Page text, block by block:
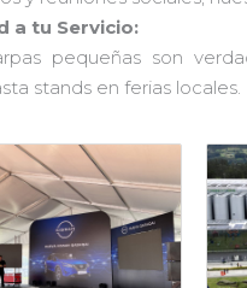
a tu Servicio:
pequeñas son
stands en ferias locales.